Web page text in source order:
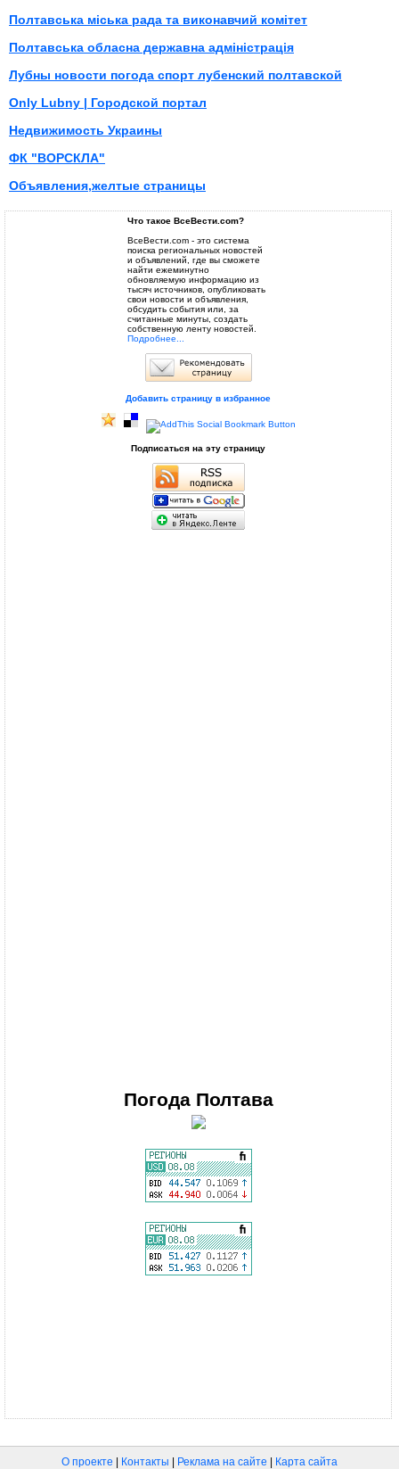
Полтавська міська рада та виконавчий комітет
Полтавська обласна державна адміністрація
Лубны новости погода спорт лубенский полтавской
Only Lubny | Городской портал
Недвижимость Украины
ФК "ВОРСКЛА"
Объявления,желтые страницы
Что такое ВсеВести.com?
ВсеВести.com - это система
поиска региональных новостей
и объявлений, где вы сможете
найти ежеминутно
обновляемую информацию из
тысяч источников, опубликовать
свои новости и объявления,
обсудить события или, за
считанные минуты, создать
собственную ленту новостей.
Подробнее...
Добавить страницу в избранное
Подписаться на эту страницу
Погода Полтава
О проекте Контакты Реклама на сайте Карта сайта